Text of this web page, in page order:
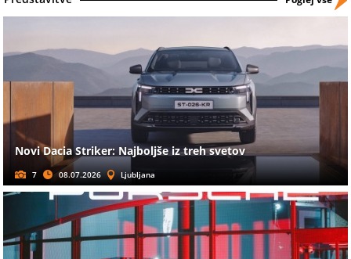
Novi Dacia Striker: Najboljše iz treh svetov
7 08.07.2026 Ljubljana